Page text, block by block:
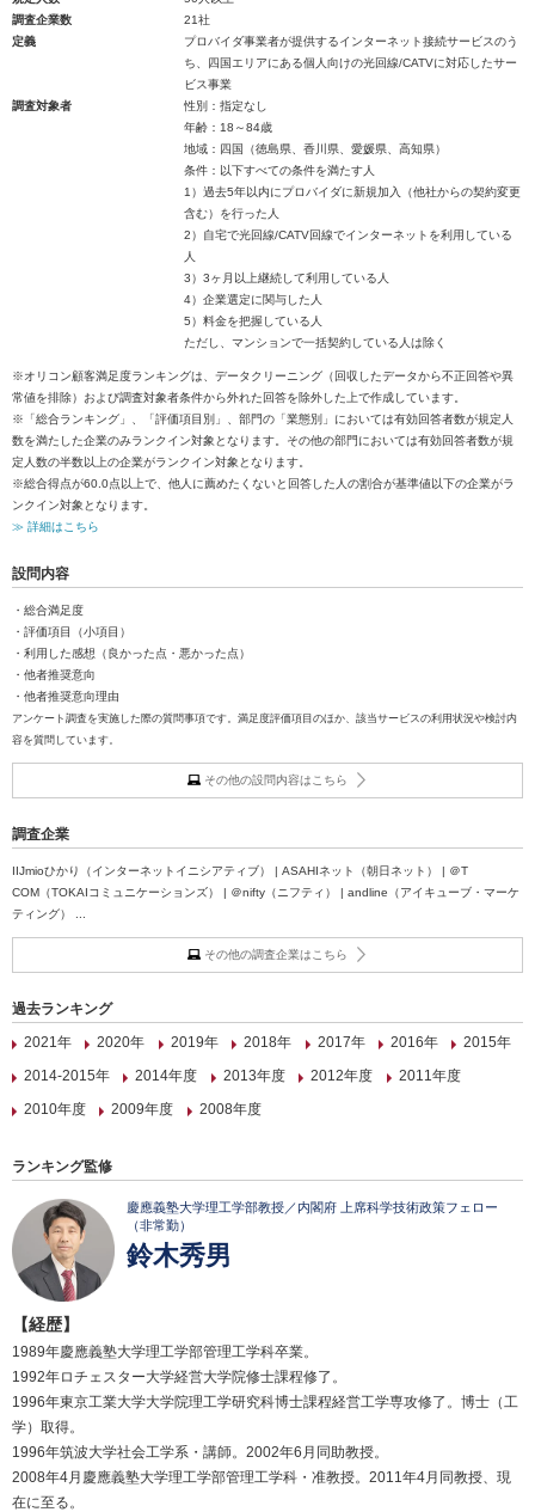
調査企業数
21社
定義
プロバイダ事業者が提供するインターネット接続サービスのう
ち、四国エリアにある個人向けの光回線/CATVに対応したサー
ビス事業
調査対象者
性別：指定なし
年齢：18～84歳
地域：四国（徳島県、香川県、愛媛県、高知県）
条件：以下すべての条件を満たす人
1）過去5年以内にプロバイダに新規加入（他社からの契約変更
含む）を行った人
2）自宅で光回線/CATV回線でインターネットを利用している
人
3）3ヶ月以上継続して利用している人
4）企業選定に関与した人
5）料金を把握している人
ただし、マンションで一括契約している人は除く
※オリコン顧客満足度ランキングは、データクリーニング（回収したデータから不正回答や異
常値を排除）および調査対象者条件から外れた回答を除外した上で作成しています。
※「総合ランキング」、「評価項目別」、部門の「業態別」においては有効回答者数が規定人
数を満たした企業のみランクイン対象となります。その他の部門においては有効回答者数が規
定人数の半数以上の企業がランクイン対象となります。
※総合得点が60.0点以上で、他人に薦めたくないと回答した人の割合が基準値以下の企業がラ
ンクイン対象となります。
≫ 詳細はこちら
設問内容
・総合満足度
・評価項目（小項目）
・利用した感想（良かった点・悪かった点）
・他者推奨意向
・他者推奨意向理由
アンケート調査を実施した際の質問事項です。満足度評価項目のほか、該当サービスの利用状況や検討内
容を質問しています。
その他の設問内容はこちら
調査企業
IIJmioひかり（インターネットイニシアティブ） | ASAHIネット（朝日ネット） | ＠T
COM（TOKAIコミュニケーションズ） | ＠nifty（ニフティ） | andline（アイキューブ・マーケ
ティング） ...
その他の調査企業はこちら
過去ランキング
2021年
2020年 2019年 2018年 2017年 2016年
2015年
2014-2015年
2014年度 2013年度 2012年度
2011年度
2010年度
2009年度 2008年度
ランキング監修
慶應義塾大学理工学部教授／内閣府 上席科学技術政策フェロー
（非常勤）
鈴木秀男
【経歴】
1989年慶應義塾大学理工学部管理工学科卒業。
1992年ロチェスター大学経営大学院修士課程修了。
1996年東京工業大学大学院理工学研究科博士課程経営工学専攻修了。博士（工
学）取得。
1996年筑波大学社会工学系・講師。2002年6月同助教授。
2008年4月慶應義塾大学理工学部管理工学科・准教授。2011年4月同教授、現
在に至る。